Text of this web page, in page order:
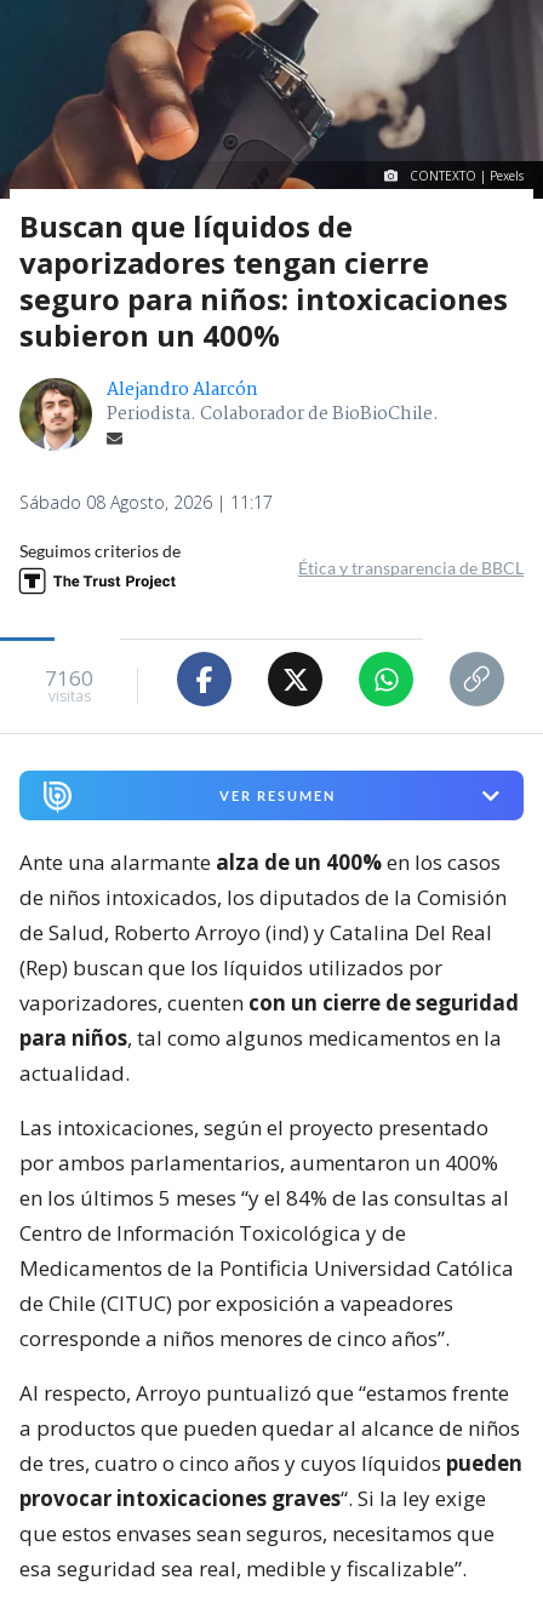
CONTEXTO | Pexels
Buscan que líquidos de
vaporizadores tengan cierre
seguro para niños: intoxicaciones
subieron un 400%
Alejandro Alarcón
Periodista. Colaborador de BioBioChile.
Sábado 08 Agosto, 2026 | 11:17
Seguimos criterios de
Ética y transparencia de BBCL
7160
visitas
VER RESUMEN
Ante una alarmante alza de un 400%en los casos
de niños intoxicados, los diputados de la Comisión
de Salud, Roberto Arroyo (ind) y Catalina Del Real
(Rep) buscan que los líquidos utilizados por
vaporizadores, cuenten con un cierre de seguridad
para niños, tal como algunos medicamentos en la
actualidad.
Las intoxicaciones, según el proyecto presentado
por ambos parlamentarios, aumentaron un 400%
en los últimos 5 meses “y el 84% de las consultas al
Centro de Información Toxicológica y de
Medicamentos de la Pontificia Universidad Católica
de Chile (CITUC) por exposición a vapeadores
corresponde a niños menores de cinco años”.
Al respecto, Arroyo puntualizó que “estamos frente
a productos que pueden quedar al alcance de niños
de tres, cuatro o cinco años y cuyos líquidos pueden
provocar intoxicaciones graves“. Si la ley exige
que estos envases sean seguros, necesitamos que
esa seguridad sea real, medible y fiscalizable”.